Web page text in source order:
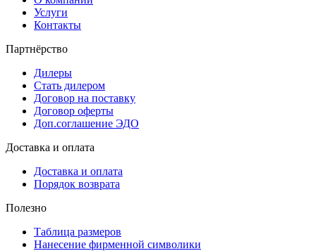
Услуги
Контакты
Партнёрство
Дилеры
Стать дилером
Договор на поставку
Договор оферты
Доп.соглашение ЭДО
Доставка и оплата
Доставка и оплата
Порядок возврата
Полезно
Таблица размеров
Нанесение фирменной символики